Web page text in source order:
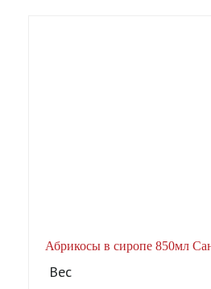
Абрикосы в сиропе 850мл
Вес